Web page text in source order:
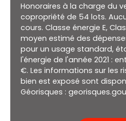
Honoraires à la charge du
copropriété de 54 lots.
cours. Classe énergie E,
moyen estimé des
pour un usage standard,
l'énergie de l'année 2021 :
€. Les informations sur les
bien est exposé sont
Géorisques :